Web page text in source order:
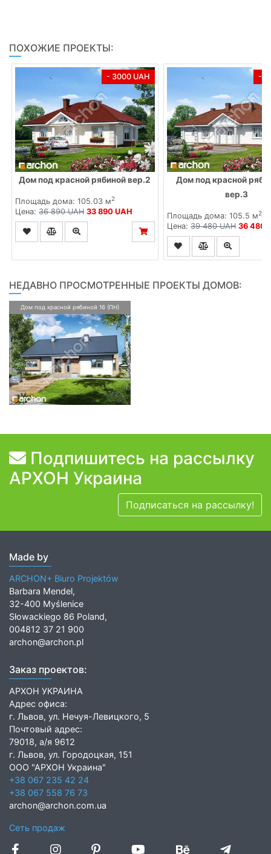
ПОХОЖИЕ ПРОЕКТЫ:
- 3000 UAH
Дом под красной рябиной вер.2
Площадь дома: 105.03 м2
Цена: 36 890 UAH 33 890 UAH
-
Дом под красной
вер.3
Площадь дома: 105.5 м2
Цена:39 480 UAH 36 480
НЕДАВНО ПРОСМОТРЕННЫЕ ПРОЕКТЫ ДОМОВ:
Дом под красной рябиной 16 (ПН)
Подпишитесь на рассылку
АРХОН Украина
Подписаться на рассылку!
Made by
ARCHON+ Biuro Projektów
Barbara Mendel,
32-400 Myślenice
Słowackiego 86 Poland,
004812 37 21 900
archon@archon.pl
Заказ проектов:
АРХОН УКРАИНА
Адрес офиса:
г. Львов, ул. Нечуя-Левицкого, 5
Почтовый адрес:
79018, а/я 9612
г. Львов, ул. Городоцкая, 151
ООО "АРХОН Украина"
+38 067 235 42 24
+38 067 558 76 73
archon@archon.com.ua
Сеть продаж